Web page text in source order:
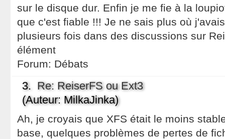
sur le disque dur. Enfin je me fie à la
que c'est fiable !!! Je ne sais plus où
plusieurs fois dans des discussions sur
élément
Forum: Débats
3. Re: ReiserFS ou Ext3
(Auteur: MilkaJinka)
Ah, je croyais que XFS était le moins
base, quelques problèmes de pertes de